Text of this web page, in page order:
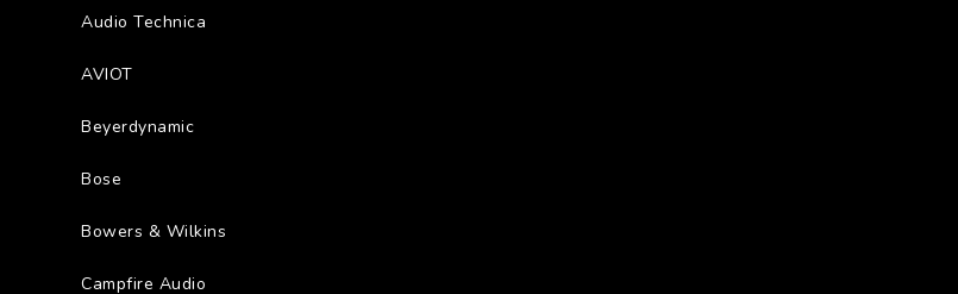
Audio Technica
AVIOT
Beyerdynamic
Bose
Bowers & Wilkins
Campfire Audio